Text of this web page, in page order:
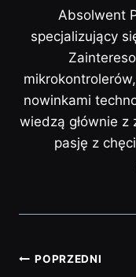
Absolwent
specjalizujący
nowinkami
wiedzą głównie z
pasję z
POPRZEDNI